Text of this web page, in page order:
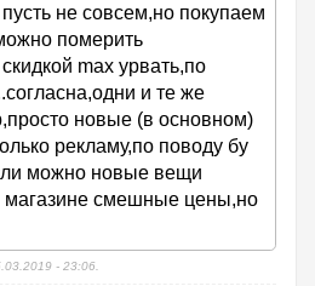
не совсем,но покупаем
померить
max урвать,по
и те же
новые (в основном)
рекламу,по поводу бу
можно новые вещи
магазине смешные цены,но
- 23:06.